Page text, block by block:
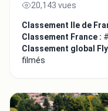
20,143 vues
Classement Ile de
Classement France :
Classement global
filmés